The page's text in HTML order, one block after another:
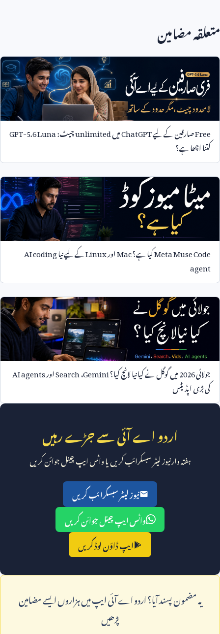
متعلقہ مضامین
Freeصارفین کے لیےChatGPTمیںunlimitedچیٹ:GPT-5.6 Luna
کتنا اچھا ہے؟
Meta Muse Codeکیا ہے؟MacاورLinuxکے لیے نیاAI coding
agent
جولائی2026میں گوگل نے کیا نیا لانچ کیا؟Gemini،SearchاورAI agents
کی بڑی اپڈیٹس
اردو اے آئی سے جڑے رہیں
ہفتہ وار نیوز لیٹر سبسکرائب کریں یا واٹس ایپ چینل جوائن کریں
نیوز لیٹر سبسکرائب کریں
واٹس ایپ چینل جوائن کریں
ایپ ڈاؤن لوڈ کریں
يہ مضمون پسند آيا؟ اردو اے آئی ايپ ميں ہزاروں ايسے مضامين
پڑھيں